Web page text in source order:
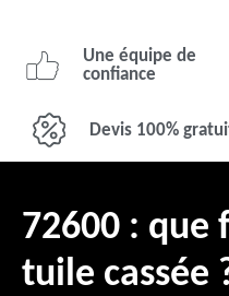
Une équipe de
confiance
Devis 100%
72600 : que
tuile cassée